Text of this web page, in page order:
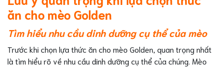
ăn cho mèo Golden
Tìm hiểu nhu cầu dinh dưỡng cụ thể của mèo
Trước khi chọn lựa thức ăn cho mèo Golden, quan trọng nhất
là tìm hiểu rõ về nhu cầu dinh dưỡng cụ thể của chúng. Mèo